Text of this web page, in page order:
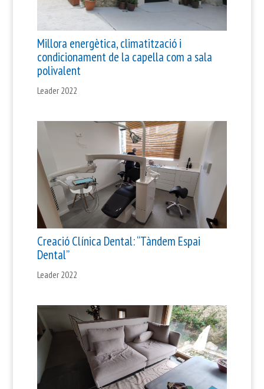
Millora energètica, climatització i
condicionament de la capella com a sala
polivalent
Leader 2022
Creació Clínica Dental: “Tàndem Espai
Dental”
Leader 2022